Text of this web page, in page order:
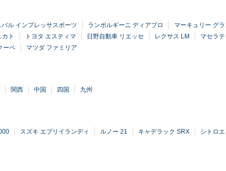
バル インプレッサスポーツ ランボルギーニ ディアブロ
マーキュリー グ
ト トヨタ エスティマ 日野自動車 リエッセ レクサス LM マセラ
ーペ マツダ ファミリア
関西 中国 四国 九州
スズキ エブリイランディ ルノー 21 キャデラック SRX シトロ